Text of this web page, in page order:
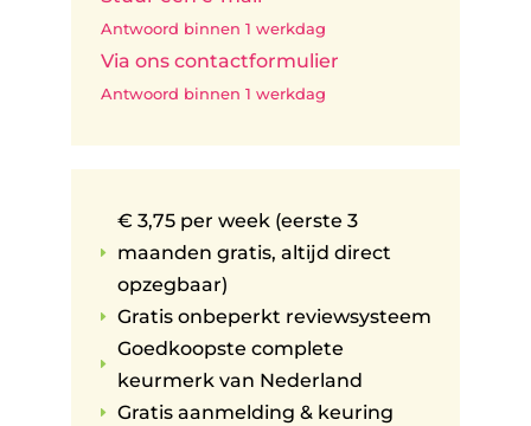
Antwoord binnen 1 werkdag
Via ons contactformulier
Antwoord binnen 1 werkdag
E
€ 3,75 per week (eerste 3
maanden gratis, altijd direct
opzegbaar)
E Gratis onbeperkt reviewsysteem
E
Goedkoopste complete
keurmerk van Nederland
E Gratis aanmelding & keuring